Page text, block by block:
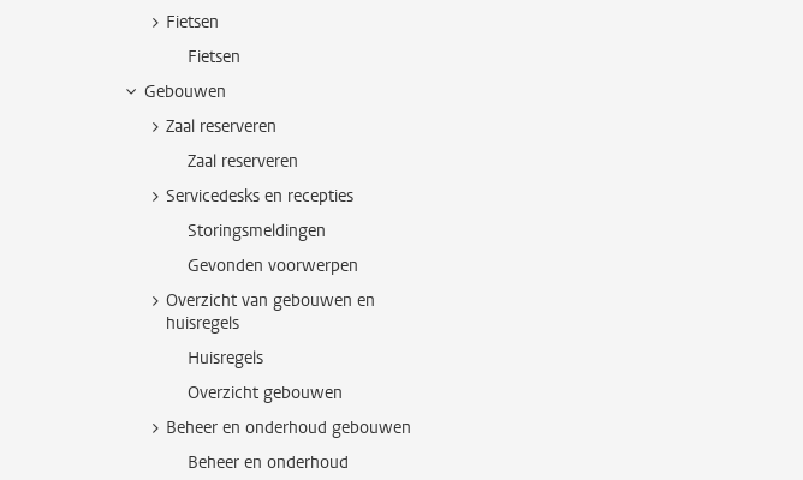
Fietsen
Fietsen
Gebouwen
Zaal reserveren
Zaal reserveren
Servicedesks en recepties
Storingsmeldingen
Gevonden voorwerpen
Overzicht van gebouwen en
huisregels
Huisregels
Overzicht gebouwen
Beheer en onderhoud gebouwen
Beheer en onderhoud